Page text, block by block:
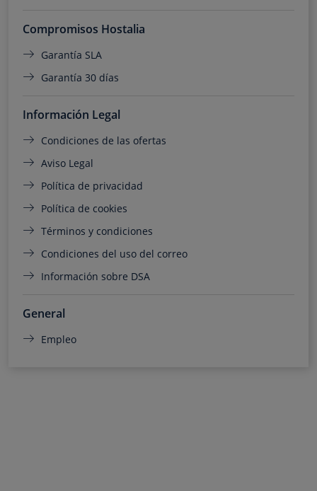
Compromisos Hostalia
Garantía SLA
Garantía 30 días
Información Legal
Condiciones de las ofertas
Aviso Legal
Política de privacidad
Política de cookies
Términos y condiciones
Condiciones del uso del correo
Información sobre DSA
General
Empleo